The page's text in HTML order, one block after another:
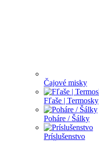
Čajové misky
Fľaše | Termosky
Poháre / Šálky
Príslušenstvo